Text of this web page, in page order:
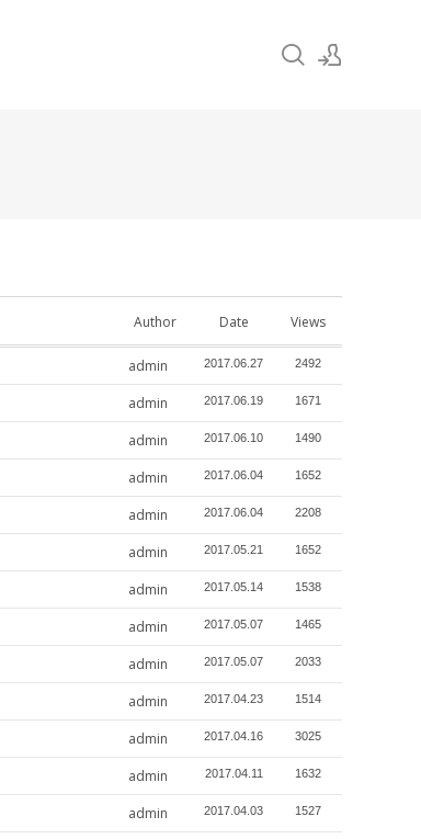
Author Date Views
admin 2017.06.27 2492
admin 2017.06.19 1671
admin 2017.06.10 1490
admin 2017.06.04 1652
admin 2017.06.04 2208
admin 2017.05.21 1652
admin 2017.05.14 1538
admin 2017.05.07 1465
admin 2017.05.07 2033
admin 2017.04.23 1514
admin 2017.04.16 3025
admin 2017.04.11 1632
admin 2017.04.03 1527